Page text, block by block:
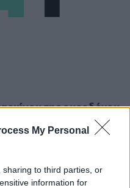
My Personal
to third parties, or
information for
της ουροδόχου